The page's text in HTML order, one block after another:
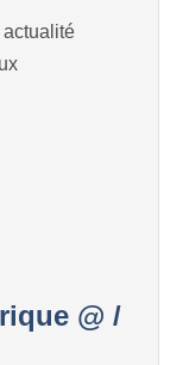
actualité
@ /